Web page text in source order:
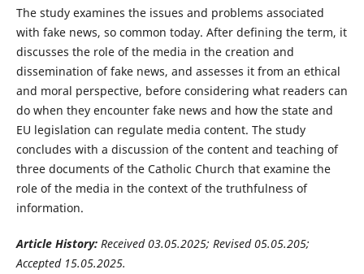
The study examines the issues and problems associated
with fake news, so common today. After defining the term, it
discusses the role of the media in the creation and
dissemination of fake news, and assesses it from an ethical
and moral perspective, before considering what readers can
do when they encounter fake news and how the state and
EU legislation can regulate media content. The study
concludes with a discussion of the content and teaching of
three documents of the Catholic Church that examine the
role of the media in the context of the truthfulness of
information.
Article History:Received 03.05.2025; Revised 05.05.205;
Accepted 15.05.2025.